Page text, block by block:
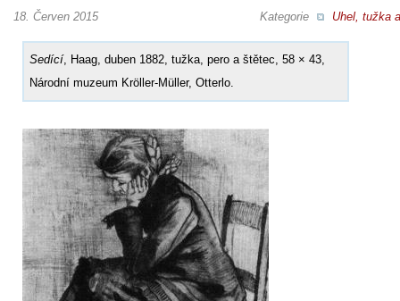
Kategorie Uhel, tužka
18. Červen 2015
Sedící, Haag, duben 1882, tužka, pero a štětec, 58 × 43,
Národní muzeum Kröller-Müller, Otterlo.